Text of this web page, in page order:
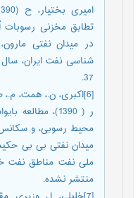
تطابق مخزنی رسوبات
در میدان نفتی
37.
[6]اکبری، ن.، همت، م.،
ر ( 1390)، مطالعه
محیط رسوبی، و سکانس
میدان نفتی بی بی
منتشر نشده.